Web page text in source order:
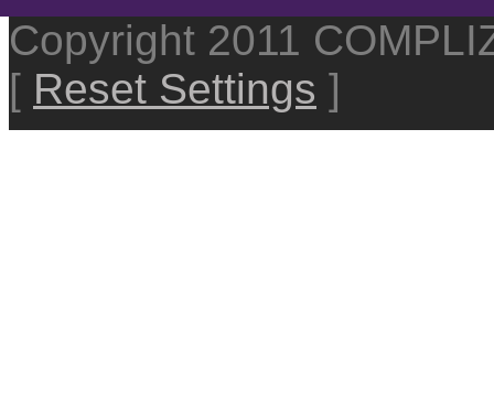
Copyright 2011
[ Reset Settings ]